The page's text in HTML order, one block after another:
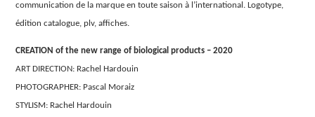
communication de la marque en toute saison à l’international. Logotype,
édition catalogue, plv, affiches.
CREATION of the new range of biological products – 2020
ART DIRECTION: Rachel Hardouin
PHOTOGRAPHER: Pascal Moraiz
STYLISM: Rachel Hardouin